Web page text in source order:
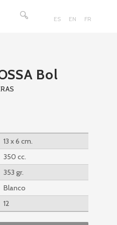
ES EN FR
Bol
13 x 6 cm.
350 cc.
353 gr.
Blanco
12